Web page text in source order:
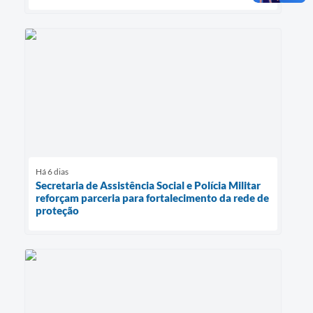
Há 6 dias
Secretaria de Assistência Social e Polícia Militar
reforçam parceria para fortalecimento da rede de
proteção